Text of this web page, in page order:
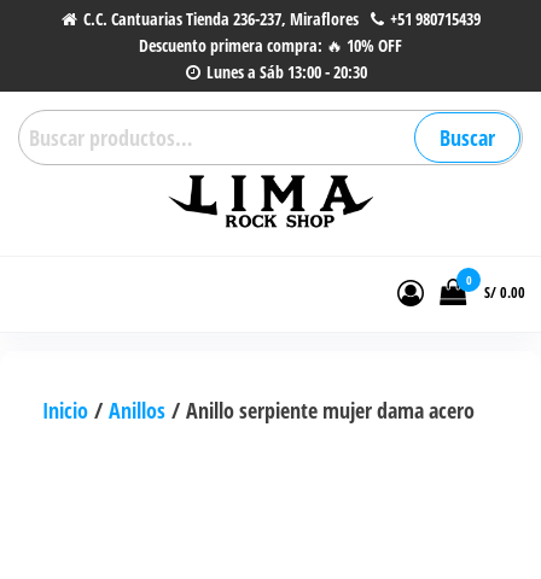
C.C. Cantuarias Tienda 236-237, Miraflores
+51 980715439
Descuento primera compra: 🔥 10% OFF
Lunes a Sáb 13:00 - 20:30
Buscar
por:
Buscar
Joyas de Acero | Tienda de
Música de Vinilos, CDs y más.
0
S/ 0.00
Inicio / Anillos / Anillo serpiente mujer dama acero